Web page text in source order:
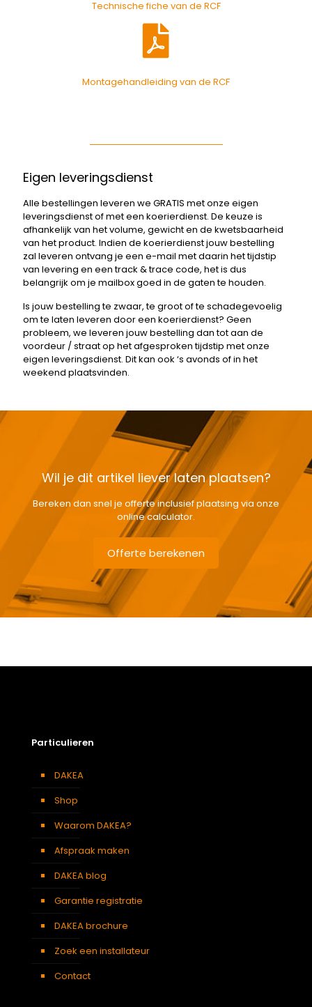
Technische fiche van de RCF
Montagehandleiding van de RCF
Eigen leveringsdienst
Alle bestellingen leveren we GRATIS met onze eigen
leveringsdienst of met een koerierdienst. De keuze is
afhankelijk van het volume, gewicht en de kwetsbaarheid
van het product. Indien de koerierdienst jouw bestelling
zal leveren ontvang je een e-mail met daarin het tijdstip
van levering en een track & trace code, het is dus
belangrijk om je mailbox goed in de gaten te houden.
Is jouw bestelling te zwaar, te groot of te schadegevoelig
om te laten leveren door een koerierdienst? Geen
probleem, we leveren jouw bestelling dan tot aan de
voordeur / straat op het afgesproken tijdstip met onze
eigen leveringsdienst. Dit kan ook ‘s avonds of in het
weekend plaatsvinden.
Wil je dit artikel liever laten plaatsen?
Bereken dan snel je offerte inclusief plaatsing via onze
online calculator.
Offerte berekenen
Openingswijze
Particulieren
DAKEA
Shop
Waarom DAKEA?
Afspraak maken
DAKEA blog
Garantie registratie
DAKEA brochure
Zoek een installateur
Contact